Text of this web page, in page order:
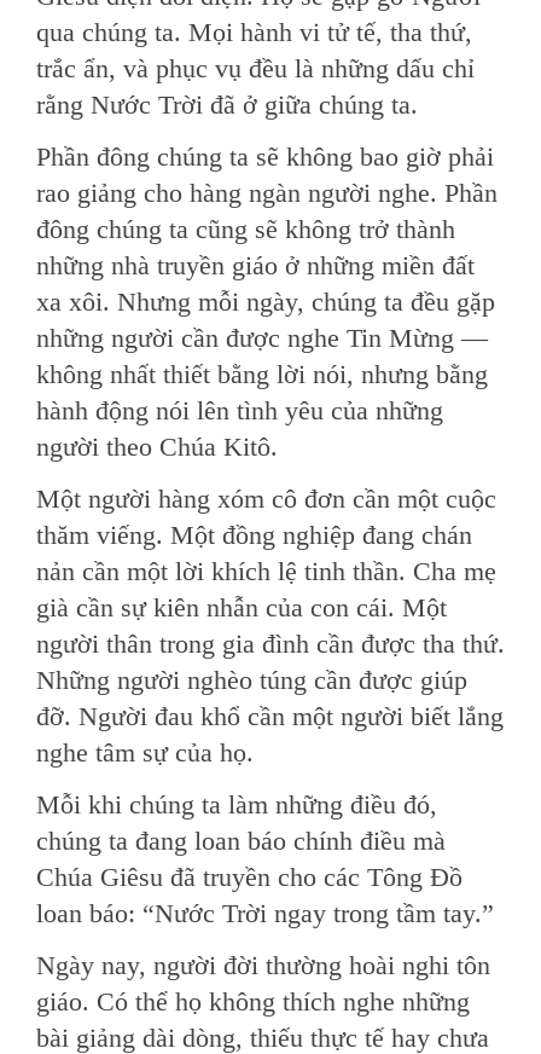
qua chúng ta. Mọi hành vi tử tế, tha thứ,
trắc ẩn, và phục vụ đều là những dấu chỉ
rằng Nước Trời đã ở giữa chúng ta.
Phần đông chúng ta sẽ không bao giờ phải
rao giảng cho hàng ngàn người nghe. Phần
đông chúng ta cũng sẽ không trở thành
những nhà truyền giáo ở những miền đất
xa xôi. Nhưng mỗi ngày, chúng ta đều gặp
những người cần được nghe Tin Mừng —
không nhất thiết bằng lời nói, nhưng bằng
hành động nói lên tình yêu của những
người theo Chúa Kitô.
Một người hàng xóm cô đơn cần một cuộc
thăm viếng. Một đồng nghiệp đang chán
nản cần một lời khích lệ tinh thần. Cha mẹ
già cần sự kiên nhẫn của con cái. Một
người thân trong gia đình cần được tha thứ.
Những người nghèo túng cần được giúp
đỡ. Người đau khổ cần một người biết lắng
nghe tâm sự của họ.
Mỗi khi chúng ta làm những điều đó,
chúng ta đang loan báo chính điều mà
Chúa Giêsu đã truyền cho các Tông Đồ
loan báo: “Nước Trời ngay trong tầm tay.”
Ngày nay, người đời thường hoài nghi tôn
giáo. Có thể họ không thích nghe những
bài giảng dài dòng, thiếu thực tế hay chưa